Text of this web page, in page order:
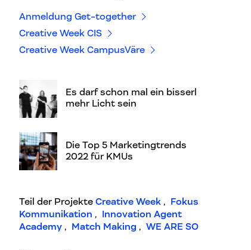
Anmeldung Get-together
Creative Week CIS
Creative Week CampusVäre
Es darf schon mal ein bisserl
mehr Licht sein
Die Top 5 Marketingtrends
2022 für KMUs
Teil der Projekte Creative Week , Fokus
Kommunikation , Innovation Agent
Academy , Match Making , WE ARE SO